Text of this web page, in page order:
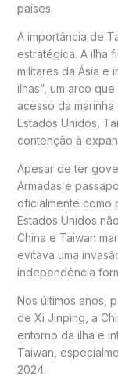
países.
A importância de
estratégica. A ilha
militares da Ásia e
ilhas”, um arco
acesso da
Estados Unidos,
contenção à
Apesar de ter
Armadas e
oficialmente como
Estados Unidos
China e Taiwan
evitava uma
independência
Nos últimos anos,
de Xi Jinping, a
entorno da ilha e
Taiwan,
2024.